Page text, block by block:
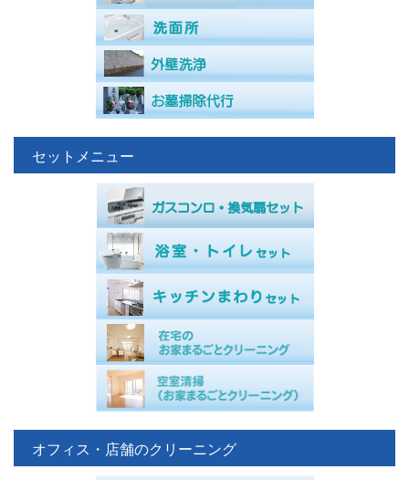
セットメニュー
オフィス・店舗のクリーニング